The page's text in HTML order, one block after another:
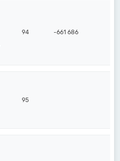
94 -661 686
95